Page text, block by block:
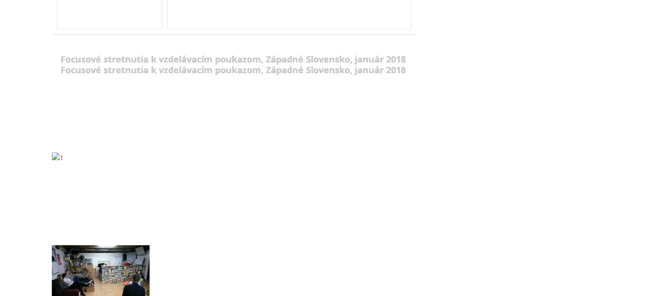
Focusové stretnutia k vzdelávacím poukazom, Západné Slovensko, január 2018
Focusové stretnutia k vzdelávacím poukazom, Západné Slovensko, január 2018